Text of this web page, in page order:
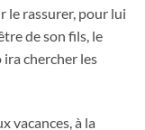
le rassurer, pour lui
de son fils, le
ira chercher les
vacances, à la